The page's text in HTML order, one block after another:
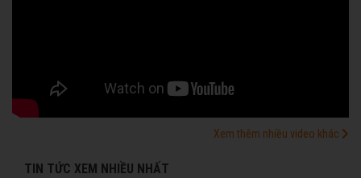
Xem thêm nhiều video khác
TIN TỨC XEM NHIỀU NHẤT